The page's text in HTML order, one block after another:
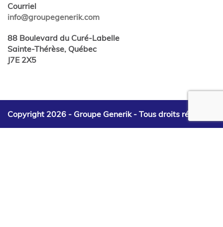
Courriel
info@groupegenerik.com
88 Boulevard du Curé-Labelle
Sainte-Thérèse, Québec
J7E 2X5
Copyright 2026 - Groupe Generik - Tous droits réservés